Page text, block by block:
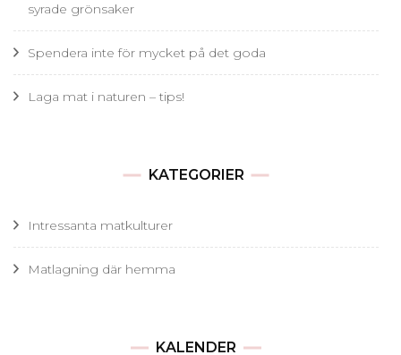
syrade grönsaker
Spendera inte för mycket på det goda
Laga mat i naturen – tips!
KATEGORIER
Intressanta matkulturer
Matlagning där hemma
KALENDER